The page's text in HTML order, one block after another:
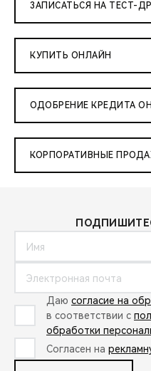
ЗАПИСАТЬСЯ НА ТЕСТ-
КУПИТЬ ОНЛАЙН
ОДОБРЕНИЕ КРЕДИТА
КОРПОРАТИВНЫЕ
Даю согласие на
в соответствии с
обработки
Согласен на